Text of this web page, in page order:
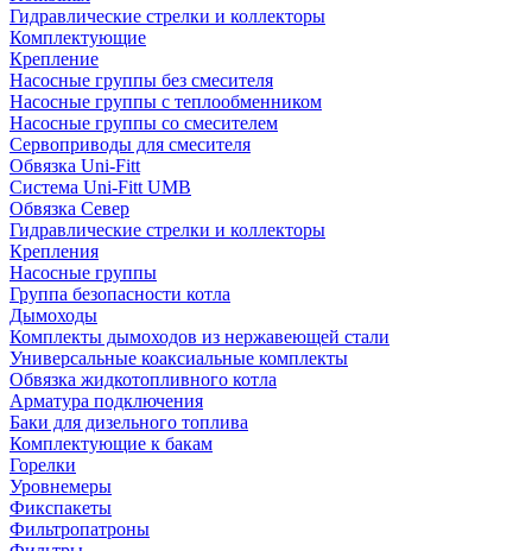
Гидравлические стрелки и коллекторы
Комплектующие
Крепление
Насосные группы без смесителя
Насосные группы с теплообменником
Насосные группы со смесителем
Сервоприводы для смесителя
Обвязка Uni-Fitt
Система Uni-Fitt UMB
Обвязка Север
Гидравлические стрелки и коллекторы
Крепления
Насосные группы
Группа безопасности котла
Дымоходы
Комплекты дымоходов из нержавеющей стали
Универсальные коаксиальные комплекты
Обвязка жидкотопливного котла
Арматура подключения
Баки для дизельного топлива
Комплектующие к бакам
Горелки
Уровнемеры
Фикспакеты
Фильтропатроны